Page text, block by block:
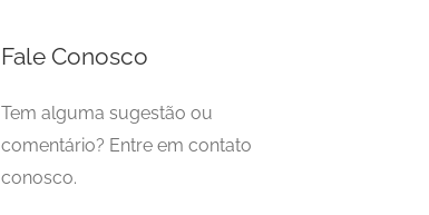
Fale Conosco
Tem alguma sugestão ou
comentário? Entre em contato
conosco.